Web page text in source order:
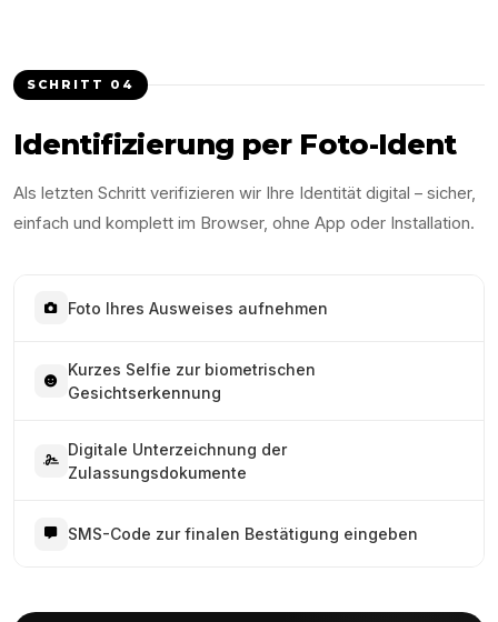
SCHRITT 04
Identifizierung per Foto-Ident
Als letzten Schritt verifizieren wir Ihre Identität digital – sicher,
einfach und komplett im Browser, ohne App oder Installation.
Foto Ihres Ausweises aufnehmen
Kurzes Selfie zur biometrischen
Gesichtserkennung
Digitale Unterzeichnung der
Zulassungsdokumente
SMS-Code zur finalen Bestätigung eingeben